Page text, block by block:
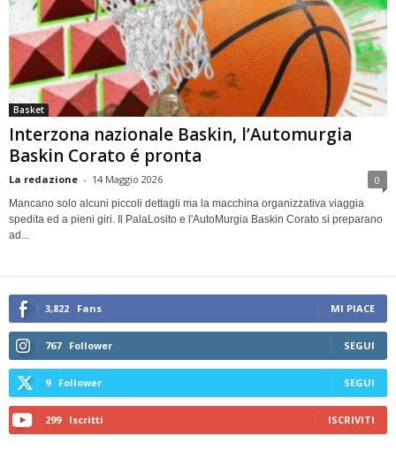
Basket
Interzona nazionale Baskin, l’Automurgia
Baskin Corato é pronta
La redazione - 14 Maggio 2026
Mancano solo alcuni piccoli dettagli ma la macchina organizzativa viaggia
spedita ed a pieni giri. Il PalaLosito e l'AutoMurgia Baskin Corato si preparano
ad...
3,822 Fans MI PIACE
767 Follower SEGUI
9 Follower SEGUI
299 Iscritti ISCRIVITI